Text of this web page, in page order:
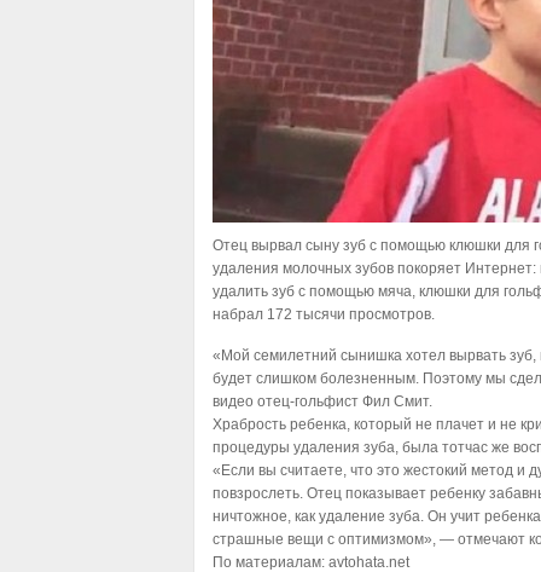
Отец вырвал сыну зуб с помощью клюшки для
удаления молочных зубов покоряет
удалить зуб с помощью мяча, клюшки для
набрал 172 тысячи просмотров.
«Мой семилетний сынишка хотел вырвать
будет слишком болезненным. Поэтому мы
видео отец-гольфист Фил Смит.
Храбрость ребенка, который не плачет и не
процедуры удаления зуба, была тотчас же
«Если вы считаете, что это жестокий метод и
повзрослеть. Отец показывает ребенку
ничтожное, как удаление зуба. Он учит
страшные вещи с оптимизмом», — отмечают
По материалам: avtohata.net